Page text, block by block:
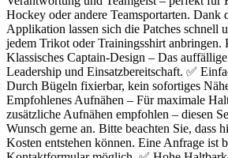
Hockey oder andere Teamsportarten. Dank
Applikation lassen sich die Patches schnell
jedem Trikot oder Trainingsshirt anbringen.
Klassisches Captain-Design – Das
Leadership und Einsatzbereitschaft. ✅
Durch Bügeln fixierbar, kein sofortiges
Empfohlenes Aufnähen – Für maximale
zusätzliche Aufnähen empfohlen – diesen
Wunsch gerne an. Bitte beachten Sie, dass
Kosten entstehen können. Eine Anfrage ist